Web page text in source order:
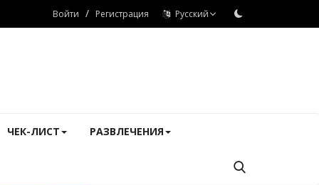
Войти / Регистрация Русский
ЧЕК-ЛИСТ РАЗВЛЕЧЕНИЯ